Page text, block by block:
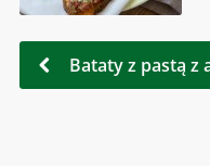
Bataty z pastą z